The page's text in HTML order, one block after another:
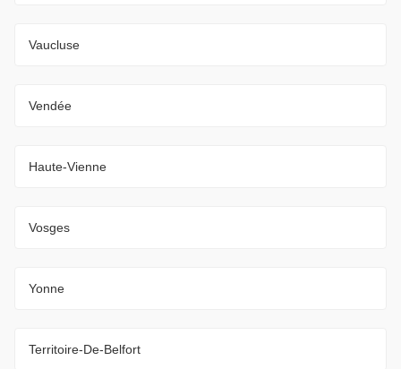
Vaucluse
Vendée
Haute-Vienne
Vosges
Yonne
Territoire-De-Belfort